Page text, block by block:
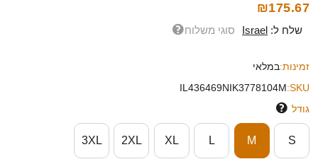
₪175.67
שלח ל: Israel סוגי משלוח
זמינות:במלאי
SKU:
IL436469NIK3778104M
גודל
S
M
L
XL
2XL
3XL